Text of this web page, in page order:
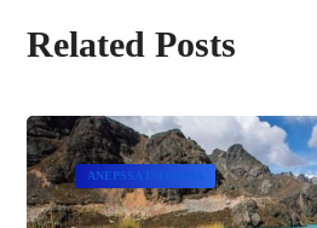
Related Posts
ANEPSSA INFORMA